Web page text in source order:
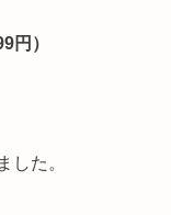
円）
した。